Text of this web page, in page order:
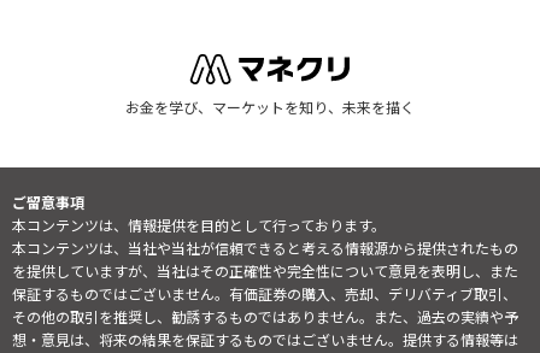
お金を学び、マーケットを知り、未来を描く
ご留意事項
本コンテンツは、情報提供を目的として行っております。
本コンテンツは、当社や当社が信頼できると考える情報源から提供されたもの
を提供していますが、当社はその正確性や完全性について意見を表明し、また
保証するものではございません。有価証券の購入、売却、デリバティブ取引、
その他の取引を推奨し、勧誘するものではありません。また、過去の実績や予
想・意見は、将来の結果を保証するものではございません。提供する情報等は